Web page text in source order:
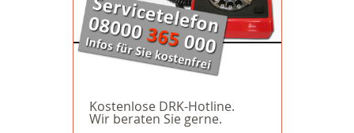
Kostenlose DRK-Hotline.
Wir beraten Sie gerne.